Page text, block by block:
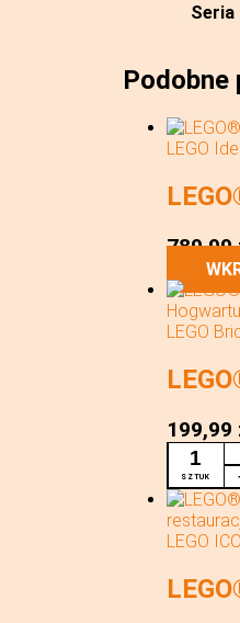
Seria
Podobne
LEGO
789,99
LEGO
199,99
ILOŚĆ
LEGO®
40560
SZTUK
LEGO